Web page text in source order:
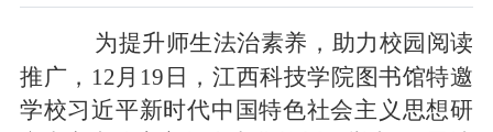
为提升师生法治素养，助力校园阅读
推广， 12 月 19 日， 江西科技学院图书馆特邀
学校习近平新时代中国特色社会主义思想研